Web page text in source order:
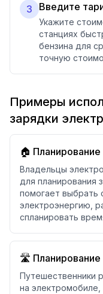
3 Введите
Укажите
станциях
бензина для
точную
Примеры
зарядки
🏠
Владельцы
для планирования
помогает выбрать
электроэнергию,
спланировать
🛣️ Планирование
Путешественники
на